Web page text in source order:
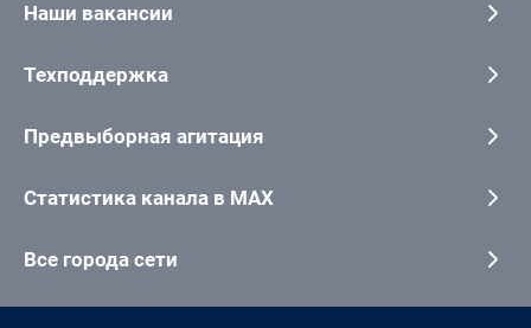
Наши вакансии
Техподдержка
Предвыборная агитация
Статистика канала в MAX
Все города сети